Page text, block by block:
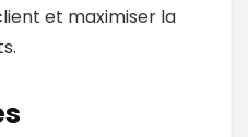
et maximiser la